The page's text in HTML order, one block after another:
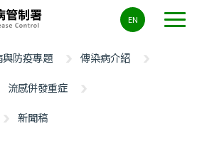
EN
防疫專題
傳染病介紹
流感併發重症
新聞稿